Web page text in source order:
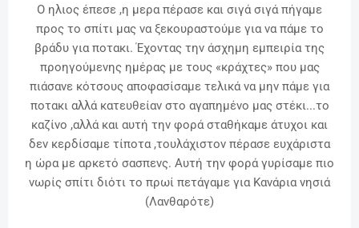
Ο ηλιος έπεσε ,η μερα πέρασε και σιγά σιγά πήγαμε
προς το σπίτι μας να ξεκουραστούμε για να πάμε το
βράδυ για ποτακι. Έχοντας την άσχημη εμπειρία της
προηγούμενης ημέρας με τους «κράχτες» που μας
πιάσανε κότσους αποφασίσαμε τελικά να μην πάμε για
ποτακι αλλά κατευθείαν στο αγαπημένο μας στέκι...το
καζίνο ,αλλά και αυτή την φορά σταθήκαμε άτυχοι και
δεν κερδίσαμε τίποτα ,τουλάχιστον πέρασε ευχάριστα
η ώρα με αρκετό σασπενς. Αυτή την φορά γυρίσαμε πιο
νωρίς σπίτι διότι το πρωί πετάγαμε για Κανάρια νησιά
(Λανθαρότε)